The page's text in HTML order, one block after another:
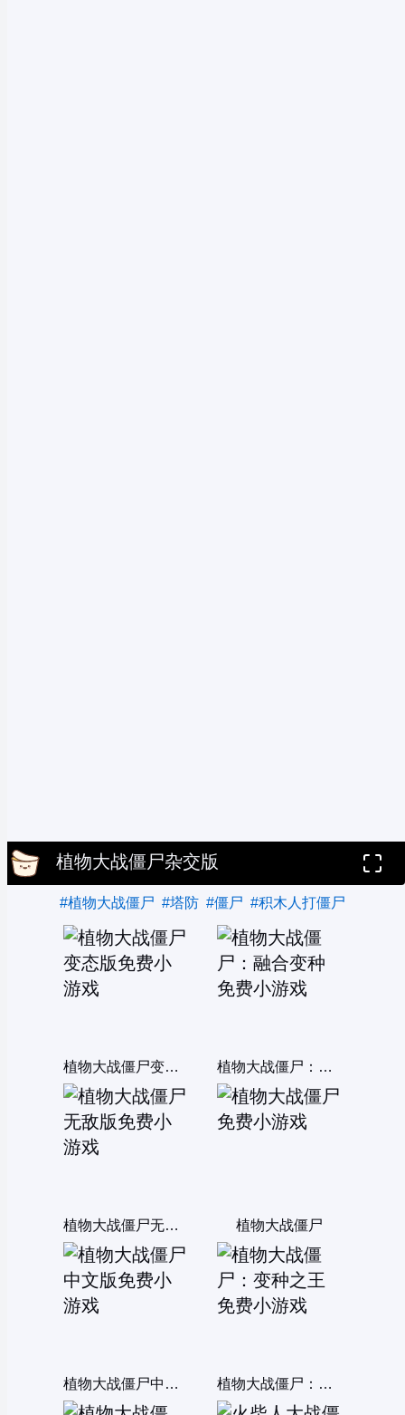
植物大战僵尸杂交版
#植物大战僵尸 #塔防 #僵尸 #积木人打僵尸
植物大战僵尸变态版 植物大战僵尸：融合变种
植物大战僵尸无敌版 植物大战僵尸
植物大战僵尸中文版 植物大战僵尸：变种之王